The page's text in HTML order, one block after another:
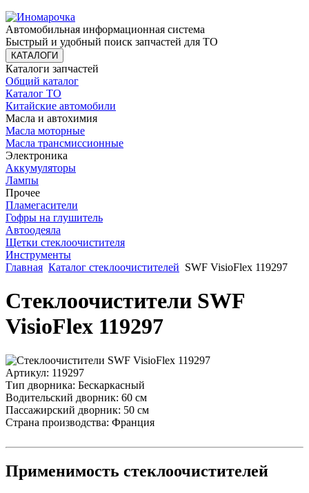
Автомобильная информационная система
Быстрый и удобный поиск запчастей для ТО
КАТАЛОГИ
Каталоги запчастей
Общий каталог
Каталог ТО
Китайские автомобили
Масла и автохимия
Масла моторные
Масла трансмиссионные
Электроника
Аккумуляторы
Лампы
Прочее
Пламегасители
Гофры на глушитель
Автоодеяла
Щетки стеклоочистителя
Инструменты
Главная Каталог стеклоочистителей SWF VisioFlex 119297
Стеклоочистители SWF
VisioFlex 119297
Артикул: 119297
Тип дворника: Бескаркасный
Водительский дворник: 60 см
Пассажирский дворник: 50 см
Страна производства: Франция
Применимость стеклоочистителей